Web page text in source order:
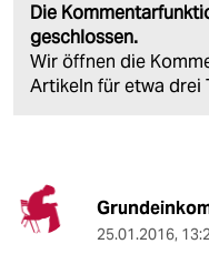
Die
geschlossen.
Wir öffnen die
Artikeln für etwa drei
25.01.2016,